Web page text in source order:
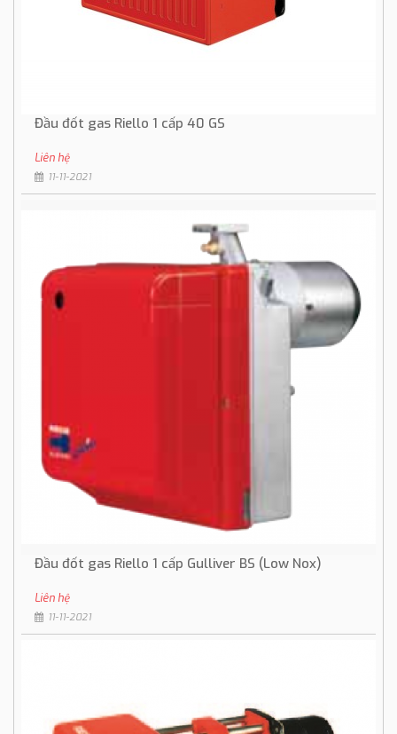
Đầu đốt gas Riello 1 cấp 40 GS
Liên hệ
11-11-2021
Đầu đốt gas Riello 1 cấp Gulliver BS (Low Nox)
Liên hệ
11-11-2021